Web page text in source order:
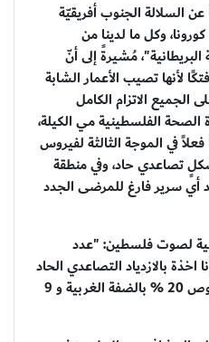
السلالة الجنوب أفريقيّة
وكل ما لدينا من
مُشيرةً إلى أنّ
لأنها تصيب الأعمار الشابة
الجميع الاتزام الكامل
الفلسطينية مي الكيلة،
فعلاً في الموجة الثالثة لفيروس
تصاعدي حاد، وفي منطقة
سرير فارغ للمرضى الجدد
لصوت فلسطين: "عدد
بالازدياد التصاعدي الحاد
حيث بلغت نسبة ايجابية الفحوص 20 % بالضفة الغربية و 9